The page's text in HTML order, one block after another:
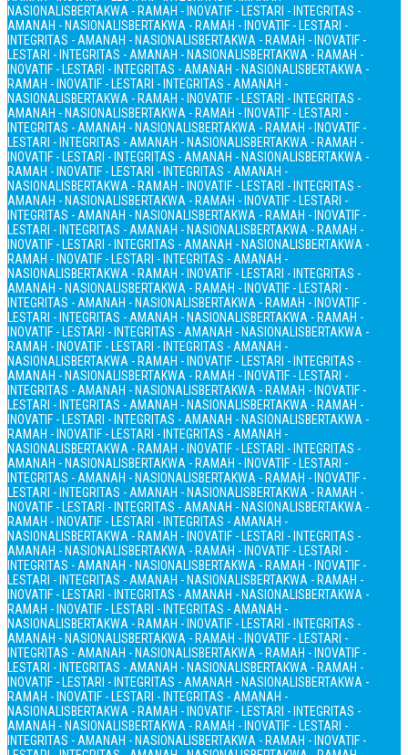
NASIONALISBERTAKWA - RAMAH - INOVATIF - LESTARI - INTEGRITAS -
AMANAH - NASIONALISBERTAKWA - RAMAH - INOVATIF - LESTARI -
INTEGRITAS - AMANAH - NASIONALISBERTAKWA - RAMAH - INOVATIF -
LESTARI - INTEGRITAS - AMANAH - NASIONALISBERTAKWA - RAMAH -
INOVATIF - LESTARI - INTEGRITAS - AMANAH - NASIONALISBERTAKWA -
RAMAH - INOVATIF - LESTARI - INTEGRITAS - AMANAH -
NASIONALISBERTAKWA - RAMAH - INOVATIF - LESTARI - INTEGRITAS -
AMANAH - NASIONALISBERTAKWA - RAMAH - INOVATIF - LESTARI -
INTEGRITAS - AMANAH - NASIONALISBERTAKWA - RAMAH - INOVATIF -
LESTARI - INTEGRITAS - AMANAH - NASIONALISBERTAKWA - RAMAH -
INOVATIF - LESTARI - INTEGRITAS - AMANAH - NASIONALISBERTAKWA -
RAMAH - INOVATIF - LESTARI - INTEGRITAS - AMANAH -
NASIONALISBERTAKWA - RAMAH - INOVATIF - LESTARI - INTEGRITAS -
AMANAH - NASIONALISBERTAKWA - RAMAH - INOVATIF - LESTARI -
INTEGRITAS - AMANAH - NASIONALISBERTAKWA - RAMAH - INOVATIF -
LESTARI - INTEGRITAS - AMANAH - NASIONALISBERTAKWA - RAMAH -
INOVATIF - LESTARI - INTEGRITAS - AMANAH - NASIONALISBERTAKWA -
RAMAH - INOVATIF - LESTARI - INTEGRITAS - AMANAH -
NASIONALISBERTAKWA - RAMAH - INOVATIF - LESTARI - INTEGRITAS -
AMANAH - NASIONALISBERTAKWA - RAMAH - INOVATIF - LESTARI -
INTEGRITAS - AMANAH - NASIONALISBERTAKWA - RAMAH - INOVATIF -
LESTARI - INTEGRITAS - AMANAH - NASIONALISBERTAKWA - RAMAH -
INOVATIF - LESTARI - INTEGRITAS - AMANAH - NASIONALISBERTAKWA -
RAMAH - INOVATIF - LESTARI - INTEGRITAS - AMANAH -
NASIONALISBERTAKWA - RAMAH - INOVATIF - LESTARI - INTEGRITAS -
AMANAH - NASIONALISBERTAKWA - RAMAH - INOVATIF - LESTARI -
INTEGRITAS - AMANAH - NASIONALISBERTAKWA - RAMAH - INOVATIF -
LESTARI - INTEGRITAS - AMANAH - NASIONALISBERTAKWA - RAMAH -
INOVATIF - LESTARI - INTEGRITAS - AMANAH - NASIONALISBERTAKWA -
RAMAH - INOVATIF - LESTARI - INTEGRITAS - AMANAH -
NASIONALISBERTAKWA - RAMAH - INOVATIF - LESTARI - INTEGRITAS -
AMANAH - NASIONALISBERTAKWA - RAMAH - INOVATIF - LESTARI -
INTEGRITAS - AMANAH - NASIONALISBERTAKWA - RAMAH - INOVATIF -
LESTARI - INTEGRITAS - AMANAH - NASIONALISBERTAKWA - RAMAH -
INOVATIF - LESTARI - INTEGRITAS - AMANAH - NASIONALISBERTAKWA -
RAMAH - INOVATIF - LESTARI - INTEGRITAS - AMANAH -
NASIONALISBERTAKWA - RAMAH - INOVATIF - LESTARI - INTEGRITAS -
AMANAH - NASIONALISBERTAKWA - RAMAH - INOVATIF - LESTARI -
INTEGRITAS - AMANAH - NASIONALISBERTAKWA - RAMAH - INOVATIF -
LESTARI - INTEGRITAS - AMANAH - NASIONALISBERTAKWA - RAMAH -
INOVATIF - LESTARI - INTEGRITAS - AMANAH - NASIONALISBERTAKWA -
RAMAH - INOVATIF - LESTARI - INTEGRITAS - AMANAH -
NASIONALISBERTAKWA - RAMAH - INOVATIF - LESTARI - INTEGRITAS -
AMANAH - NASIONALISBERTAKWA - RAMAH - INOVATIF - LESTARI -
INTEGRITAS - AMANAH - NASIONALISBERTAKWA - RAMAH - INOVATIF -
LESTARI - INTEGRITAS - AMANAH - NASIONALISBERTAKWA - RAMAH -
INOVATIF - LESTARI - INTEGRITAS - AMANAH - NASIONALISBERTAKWA -
RAMAH - INOVATIF - LESTARI - INTEGRITAS - AMANAH -
NASIONALISBERTAKWA - RAMAH - INOVATIF - LESTARI - INTEGRITAS -
AMANAH - NASIONALISBERTAKWA - RAMAH - INOVATIF - LESTARI -
INTEGRITAS - AMANAH - NASIONALISBERTAKWA - RAMAH - INOVATIF -